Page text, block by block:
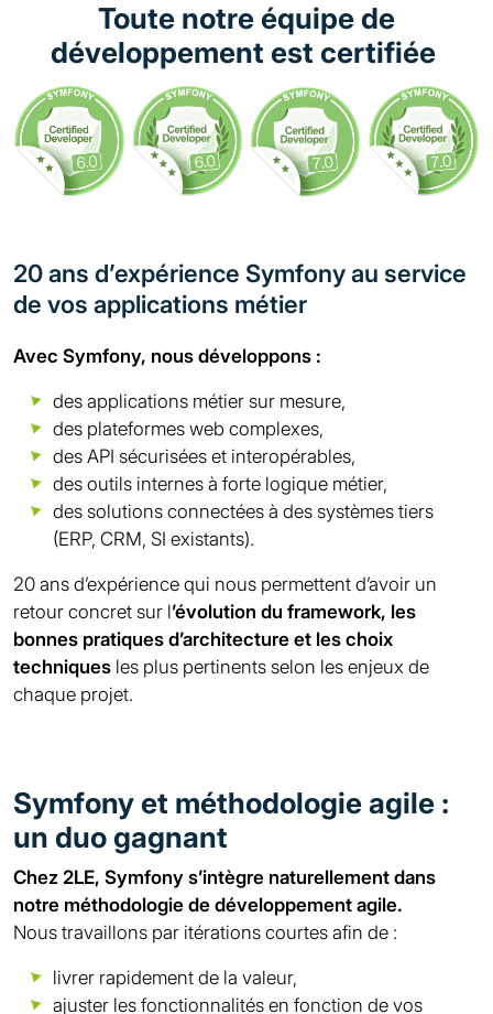
Toute notre équipe de
développement est certifiée
20 ans d’expérience Symfony au service
de vos applications métier
Avec Symfony, nous développons :
des applications métier sur mesure,
des plateformes web complexes,
des API sécurisées et interopérables,
des outils internes à forte logique métier,
des solutions connectées à des systèmes tiers
(ERP, CRM, SI existants).
20 ans d’expérience qui nous permettent d’avoir un
retour concret sur l’évolution du framework, les
bonnes pratiques d’architecture et les choix
techniques les plus pertinents selon les enjeux de
chaque projet.
Symfony et méthodologie agile :
un duo gagnant
Chez 2LE, Symfony s’intègre naturellement dans
notre méthodologie de développement agile.
Nous travaillons par itérations courtes afin de :
livrer rapidement de la valeur,
ajuster les fonctionnalités en fonction de vos